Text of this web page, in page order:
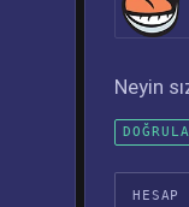
Neyin
HESAP